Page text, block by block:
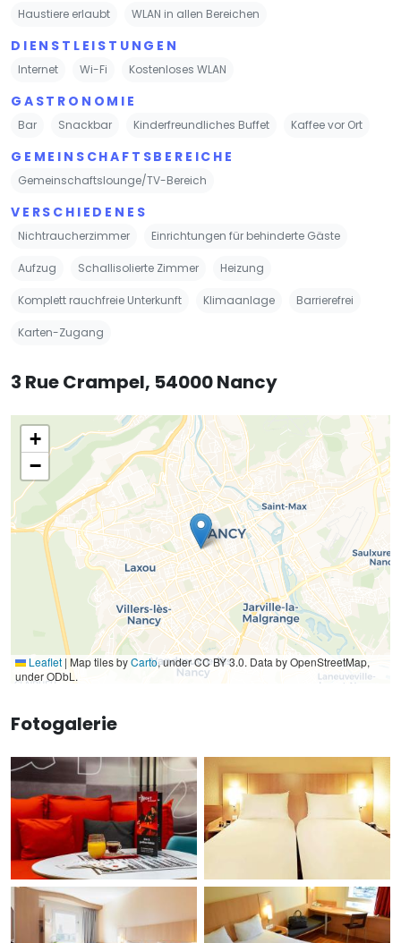
Haustiere erlaubt WLAN in allen Bereichen
DIENSTLEISTUNGEN
Internet Wi-Fi Kostenloses WLAN
GASTRONOMIE
Bar Snackbar Kinderfreundliches Buffet Kaffee vor Ort
GEMEINSCHAFTSBEREICHE
Gemeinschaftslounge/TV-Bereich
VERSCHIEDENES
Nichtraucherzimmer Einrichtungen für behinderte Gäste
Aufzug Schallisolierte Zimmer Heizung
Komplett rauchfreie Unterkunft Klimaanlage Barrierefrei
Karten-Zugang
3 Rue Crampel, 54000 Nancy
+
−
Leaflet | Map tiles byCarto, under CC BY 3.0. Data by OpenStreetMap,
under ODbL.
Fotogalerie